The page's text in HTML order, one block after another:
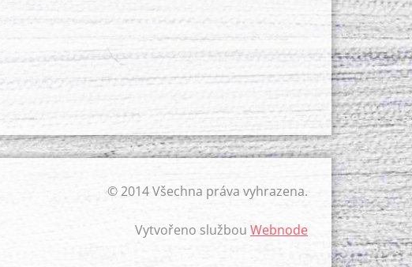
© 2014 Všechna práva vyhrazena.
Vytvořeno službou Webnode